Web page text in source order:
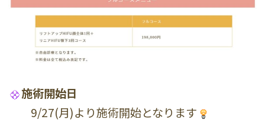
施術開始日
9/27(月)より施術開始となります